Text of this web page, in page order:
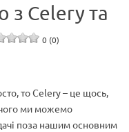
з Celery та
0 (0)
то Celery – це щось,
ми можемо
поза нашим основним